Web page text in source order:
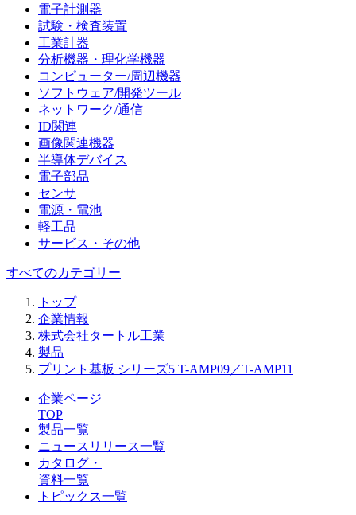
電子計測器
試験・検査装置
工業計器
分析機器・理化学機器
コンピューター/周辺機器
ソフトウェア/開発ツール
ネットワーク/通信
ID関連
画像関連機器
半導体デバイス
電子部品
センサ
電源・電池
軽工品
サービス・その他
すべてのカテゴリー
トップ
企業情報
株式会社タートル工業
製品
プリント基板 シリーズ5 T-AMP09／T-AMP11
企業ページ
TOP
製品一覧
ニュースリリース一覧
カタログ・
資料一覧
トピックス一覧